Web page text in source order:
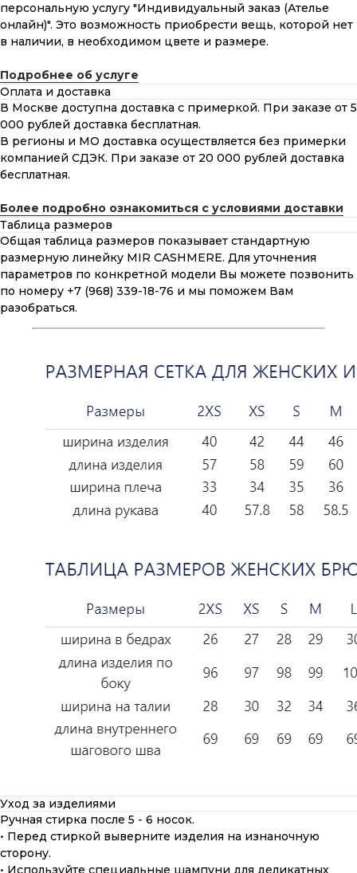
персональную услугу "Индивидуальный заказ (Ателье
онлайн)". Это возможность приобрести вещь, которой нет
в наличии, в необходимом цвете и размере.
Подробнее об услуге
Оплата и доставка
В Москве доступна доставка с примеркой. При заказе от 5
000 рублей доставка бесплатная.
В регионы и МО доставка осуществляется без примерки
компанией СДЭК. При заказе от 20 000 рублей доставка
бесплатная.
Более подробно ознакомиться с условиями доставки
Таблица размеров
Общая таблица размеров показывает стандартную
размерную линейку MIR CASHMERE. Для уточнения
параметров по конкретной модели Вы можете позвонить
по номеру +7 (968) 339-18-76 и мы поможем Вам
разобраться.
Уход за изделиями
Ручная стирка после 5 - 6 носок.
• Перед стиркой выверните изделия на изнаночную
сторону.
• Используйте специальные шампуни для деликатных